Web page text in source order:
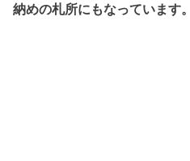
納めの札所にもなっています。